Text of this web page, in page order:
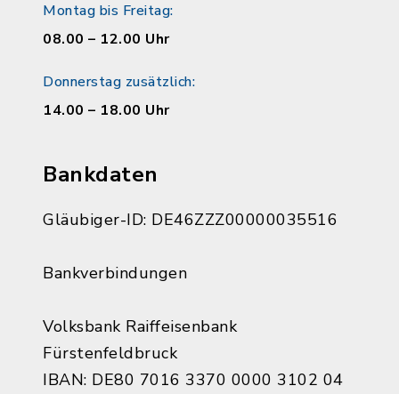
Montag bis Freitag:
08.00 – 12.00 Uhr
Donnerstag zusätzlich:
14.00 – 18.00 Uhr
Bankdaten
Gläubiger-ID: DE46ZZZ00000035516
Bankverbindungen
Volksbank Raiffeisenbank
Fürstenfeldbruck
IBAN: DE80 7016 3370 0000 3102 04